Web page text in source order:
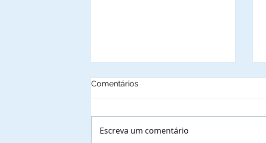
Comentários
Escreva um comentário